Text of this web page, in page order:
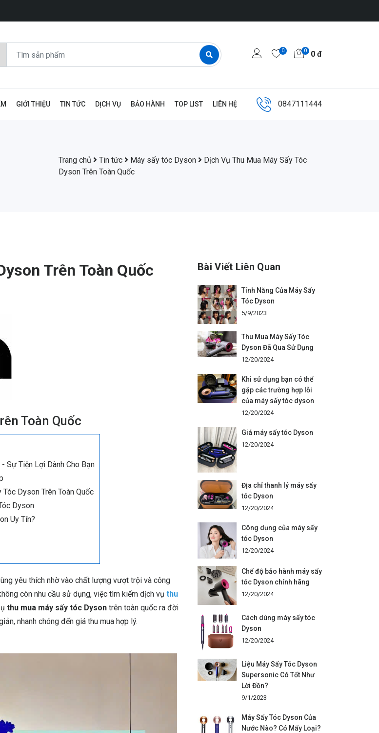
0 0 0 đ
GIỚI THIỆU TIN TỨC DỊCH VỤ BẢO HÀNH TOP LIST LIÊN HỆ 0847111444
Trang chủ Tin tức Máy sấy tóc Dyson
Dịch Vụ Thu Mua Máy Sấy Tóc
Dyson Trên Toàn Quốc
Trên Toàn Quốc
Toàn Quốc
Sự Tiện Lợi Dành Cho Bạn
Dyson Trên Toàn Quốc
Dyson
Uy Tín?
yêu thích nhờ vào chất lượng vượt trội và công
còn nhu cầu sử dụng, việc tìm kiếm dịch vụ thu
thu mua máy sấy tóc Dyson trên toàn quốc ra đời
nhanh chóng đến giá thu mua hợp lý.
Bài Viết Liên Quan
Tính Năng Của Máy Sấy
Tóc Dyson
5/9/2023
Thu Mua Máy Sấy Tóc
Dyson Đã Qua Sử Dụng
12/20/2024
Khi sử dụng bạn có thể
gặp các trường hợp lỗi
của máy sấy tóc dyson
12/20/2024
Giá máy sấy tóc Dyson
12/20/2024
Địa chỉ thanh lý máy sấy
tóc Dyson
12/20/2024
Công dụng của máy sấy
tóc Dyson
12/20/2024
Chế độ bảo hành máy sấy
tóc Dyson chính hãng
12/20/2024
Cách dùng máy sấy tóc
Dyson
12/20/2024
Liệu Máy Sấy Tóc Dyson
Supersonic Có Tốt Như
Lời Đồn?
9/1/2023
Máy Sấy Tóc Dyson Của
Nước Nào? Có Mấy Loại?